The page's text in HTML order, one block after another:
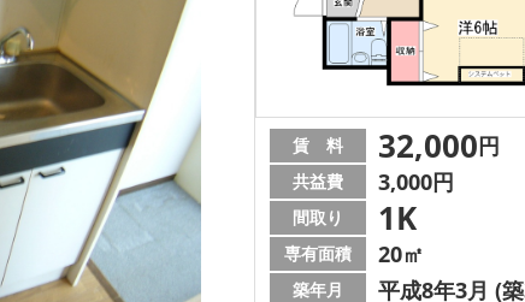
賃 料 32,000円
共益費 3,000円
間取り 1K
専有面積 20㎡
築年月 平成8年3月 (